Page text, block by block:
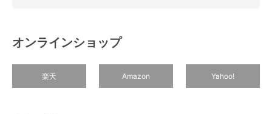
オンラインショップ
楽天 Amazon Yahoo!